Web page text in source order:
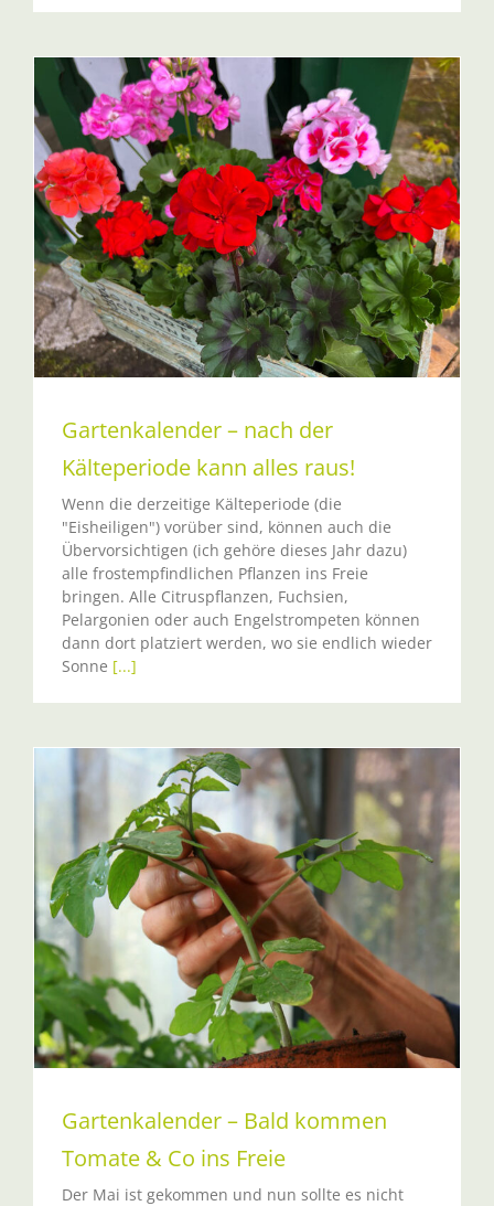
Gartenkalender – nach der
Kälteperiode kann alles raus!
Wenn die derzeitige Kälteperiode (die
"Eisheiligen") vorüber sind, können auch die
Übervorsichtigen (ich gehöre dieses Jahr dazu)
alle frostempfindlichen Pflanzen ins Freie
bringen. Alle Citruspflanzen, Fuchsien,
Pelargonien oder auch Engelstrompeten können
dann dort platziert werden, wo sie endlich wieder
Sonne [...]
Gartenkalender – Bald kommen
Tomate & Co ins Freie
Der Mai ist gekommen und nun sollte es nicht